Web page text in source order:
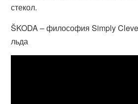
стекол.
ŠKODA – философия Simply
льда